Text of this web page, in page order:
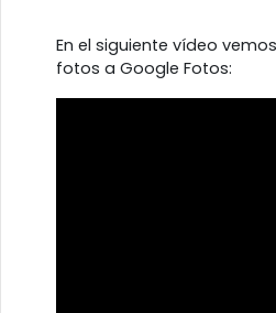
En el siguiente vídeo
fotos a Google Fotos: